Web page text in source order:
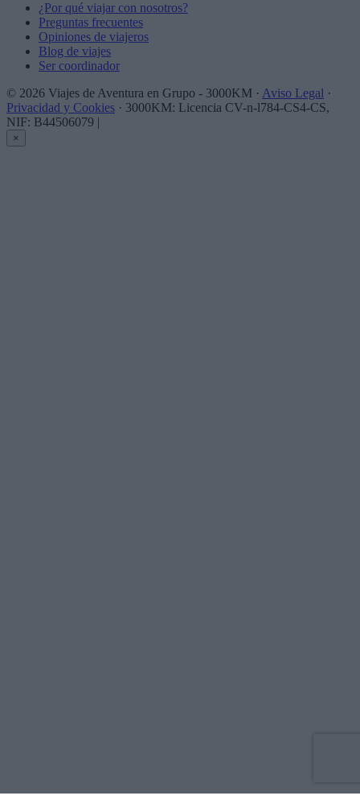
¿Por qué viajar con nosotros?
Preguntas frecuentes
Opiniones de viajeros
Blog de viajes
Ser coordinador
© 2026 Viajes de Aventura en Grupo - 3000KM · Aviso Legal ·
Privacidad y Cookies · 3000KM: Licencia CV-n-l784-CS4-CS,
NIF: B44506079 |
×